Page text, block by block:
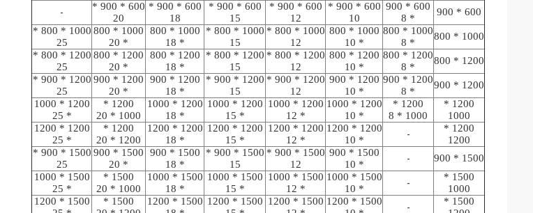
600 * 900
600 * 900
* 8
600 * 900 *
10
600 * 900 *
12
600 * 900 *
15
600 * 900 *
18
600 * 900 *
20
-
1000 * 800
1000 * 800
* 8
1000 * 800
* 10
1000 * 800 *
12
1000 * 800 *
15
1000 * 800
* 18
1000 * 800
* 20
1000 * 800 *
25
1200 * 800
1200 * 800
* 8
1200 * 800
* 10
1200 * 800 *
12
1200 * 800 *
15
1200 * 800
* 18
1200 * 800
* 20
1200 * 800 *
25
1200 * 900
1200 * 900
* 8
1200 * 900
* 10
1200 * 900 *
12
1200 * 900 *
15
1200 * 900
* 18
1200 * 900
* 20
1200 * 900 *
25
1200 *
1000
1200 *
1000 * 8
1200 * 1000
* 10
1200 * 1000
* 12
1200 * 1000
* 15
1200 * 1000
* 18
1200 *
1000 * 20
1200 * 1000
* 25
1200 *
1200
-
1200 * 1200
* 10
1200 * 1200
* 12
1200 * 1200
* 15
1200 * 1200
* 18
1200 *
1200 * 20
1200 * 1200
* 25
1500 * 900
-
1500 * 900
* 10
1500 * 900 *
12
1500 * 900 *
15
1500 * 900
* 18
1500 * 900
* 20
1500 * 900 *
25
1500 *
1000
-
1500 * 1000
* 10
1500 * 1000
* 12
1500 * 1000
* 15
1500 * 1000
* 18
1500 *
1000 * 20
1500 * 1000
* 25
1500 *
-
1500 * 1200
1500 * 1200
1500 * 1200
1500 * 1200
1500 *
1500 * 1200